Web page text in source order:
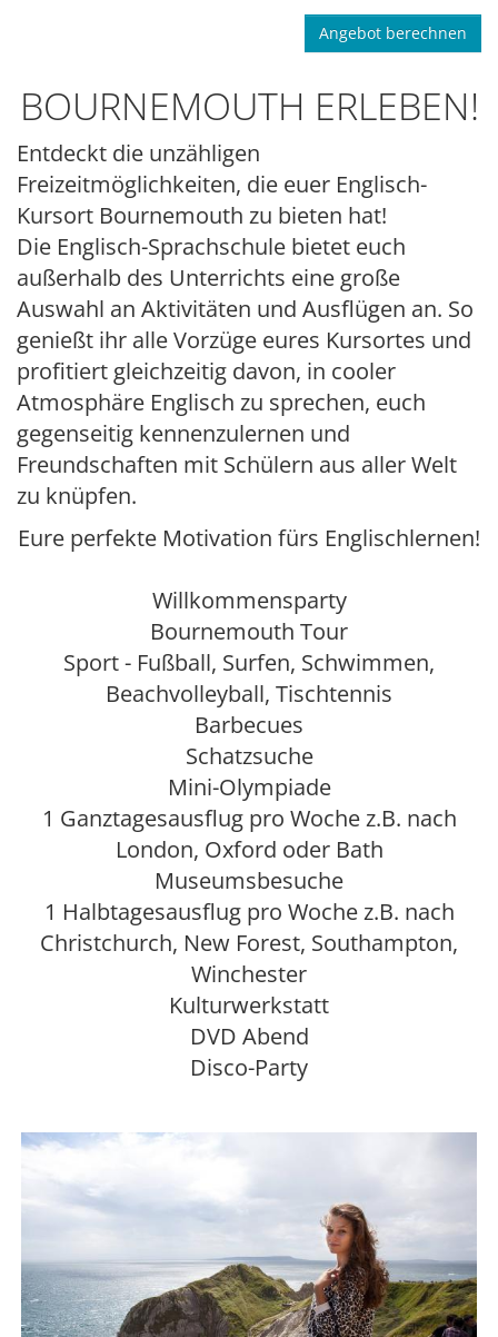
Angebot berechnen
BOURNEMOUTH ERLEBEN!
Entdeckt die unzähligen
Freizeitmöglichkeiten, die euer Englisch-
Kursort Bournemouth zu bieten hat!
Die Englisch-Sprachschule bietet euch
außerhalb des Unterrichts eine große
Auswahl an Aktivitäten und Ausflügen an. So
genießt ihr alle Vorzüge eures Kursortes und
profitiert gleichzeitig davon, in cooler
Atmosphäre Englisch zu sprechen, euch
gegenseitig kennenzulernen und
Freundschaften mit Schülern aus aller Welt
zu knüpfen.
Eure perfekte Motivation fürs Englischlernen!
Willkommensparty
Bournemouth Tour
Sport - Fußball, Surfen, Schwimmen,
Beachvolleyball, Tischtennis
Barbecues
Schatzsuche
Mini-Olympiade
1 Ganztagesausflug pro Woche z.B. nach
London, Oxford oder Bath
Museumsbesuche
1 Halbtagesausflug pro Woche z.B. nach
Christchurch, New Forest, Southampton,
Winchester
Kulturwerkstatt
DVD Abend
Disco-Party